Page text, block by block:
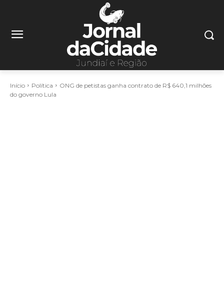
Início Política
ONG de petistas ganha contrato de R$ 640,1 milhões
do governo Lula